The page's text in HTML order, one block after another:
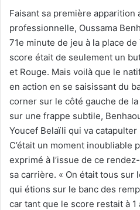
Faisant sa première apparition
professionnelle, Oussama
71e minute de jeu à la place
score était de seulement un
et Rouge. Mais voilà que le
en action en se saisissant du
corner sur le côté gauche de la
sur une frappe subtile,
Youcef Belaïli qui va
C’était un moment inoubliable
exprimé à l’issue de ce
sa carrière. « On était tous sur
qui étions sur le banc des
car tant que le score restait à 1